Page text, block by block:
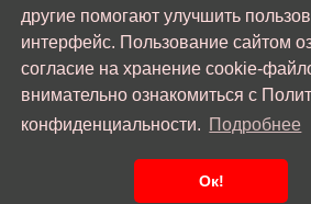
другие помогают улучшить
интерфейс. Пользование сайтом
согласие на хранение cookie-
внимательно ознакомиться с
конфиденциальности. Подробнее
Ок!